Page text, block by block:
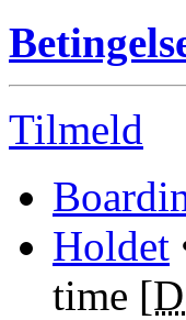
Tilmeld
Holdet
time [